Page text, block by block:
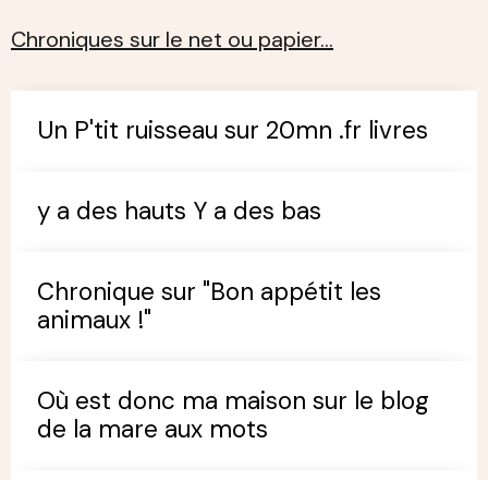
Chroniques sur le net ou papier…
Un P'tit ruisseau sur 20mn .fr livres
y a des hauts Y a des bas
Chronique sur "Bon appétit les
animaux !"
Où est donc ma maison sur le blog
de la mare aux mots